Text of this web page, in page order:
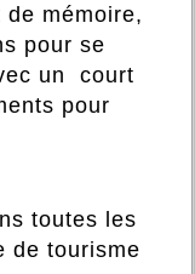
mémoire,
pour se
un court
pour
toutes les
de tourisme